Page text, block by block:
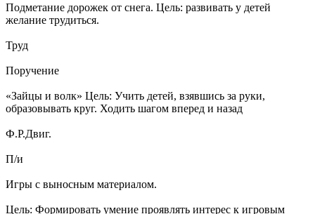
Подметание дорожек от снега. Цель: развивать у детей
желание трудиться.
Труд
Поручение
«Зайцы и волк» Цель: Учить детей, взявшись за руки,
образовывать круг. Ходить шагом вперед и назад
Ф.Р.Двиг.
П/и
Игры с выносным материалом.
Цель: Формировать умение проявлять интерес к игровым